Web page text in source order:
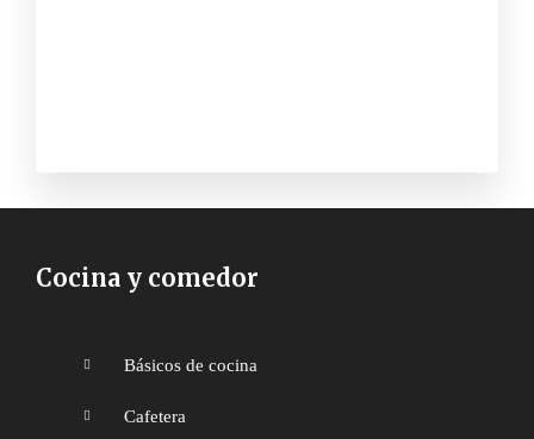
Cocina y comedor
Básicos de cocina
Cafetera